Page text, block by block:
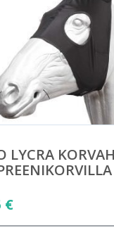
LYCRA
€